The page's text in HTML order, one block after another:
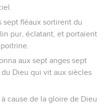
sept fléaux sortirent du
pur, éclatant, et portaient
aux sept anges sept
Dieu qui vit aux siècles
cause de la gloire de Dieu